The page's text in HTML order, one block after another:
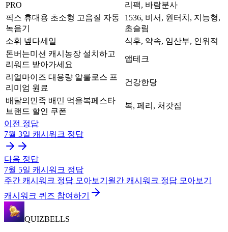
PRO
리팩, 바람분사
픽스 휴대용 초소형 고음질 자동
녹음기
1536, 비서, 원터치, 지능형,
초슬림
소휘 넾다세일
식후, 약속, 임산부, 인위적
돈버는미션 캐시농장 설치하고
리워드 받아가세요
앱테크
리얼마이즈 대용량 알룰로스 프
리미엄 원료
건강한당
배달의민족 배민 먹을복페스타
브랜드 할인 쿠폰
복, 페리, 처갓집
이전 정답
7월 3일 캐시워크 정답
다음 정답
7월 5일 캐시워크 정답
주간 캐시워크 정답 모아보기 월간 캐시워크 정답 모아보기
캐시워크 퀴즈 참여하기
QUIZBELLS